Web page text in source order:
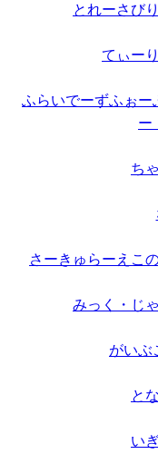
とれーさび
てぃー
ふらいでーずふぉー
ー
ち
さーきゅらーえこ
みっく・じ
がいぶ
と
い